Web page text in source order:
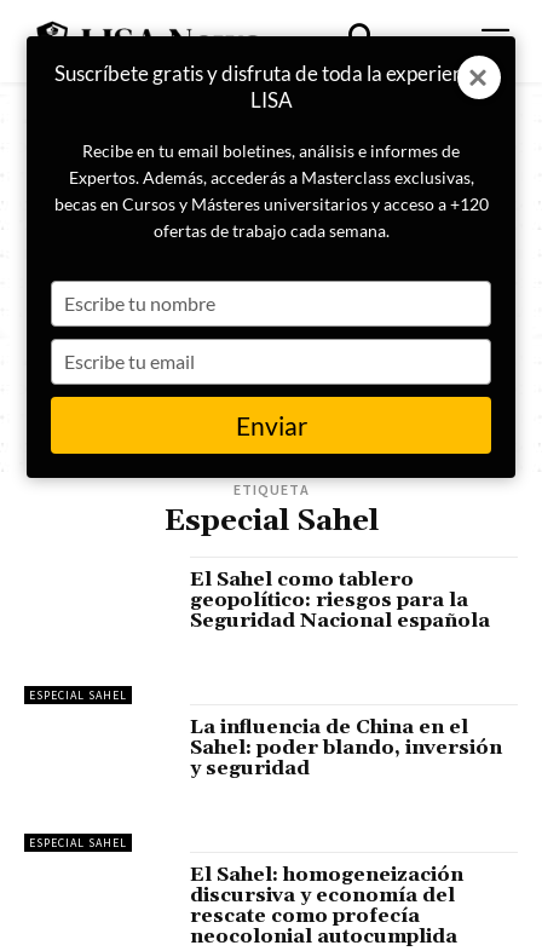
ETIQUETA
Especial Sahel
ESPECIAL SAHEL
El Sahel como tablero
geopolítico: riesgos para la
Seguridad Nacional española
ESPECIAL SAHEL
La influencia de China en el
Sahel: poder blando, inversión
y seguridad
El Sahel: homogeneización
discursiva y economía del
rescate como profecía
neocolonial autocumplida
Suscríbete gratis y disfruta de toda la experiencia
LISA
Recibe en tu email boletines, análisis e informes de
Expertos. Además, accederás a Masterclass exclusivas,
becas en Cursos y Másteres universitarios y acceso a +120
ofertas de trabajo cada semana.
your
name
your
email
Enviar